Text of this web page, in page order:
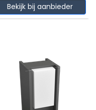
Bekijk bij aanbieder